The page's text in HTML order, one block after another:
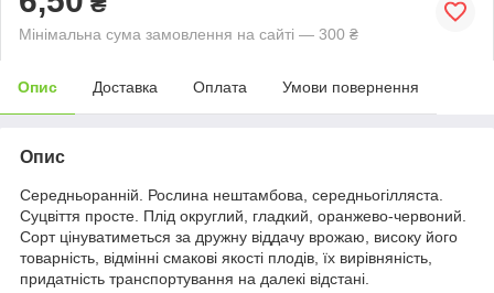
Мінімальна сума замовлення на сайті — 300 ₴
Опис Доставка Оплата Умови повернення
Опис
Середньоранній. Рослина нештамбова, середньогілляста.
Суцвіття просте. Плід округлий, гладкий, оранжево-червоний.
Сорт цінуватиметься за дружну віддачу врожаю, високу його
товарність, відмінні смакові якості плодів, їх вирівняність,
придатність транспортування на далекі відстані.